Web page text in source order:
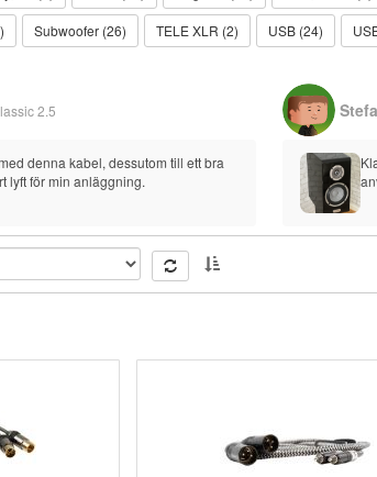
Subwoofer (26) TELE XLR (2) USB (24)
2.5
denna kabel, dessutom till ett bra
lyft för min anläggning.